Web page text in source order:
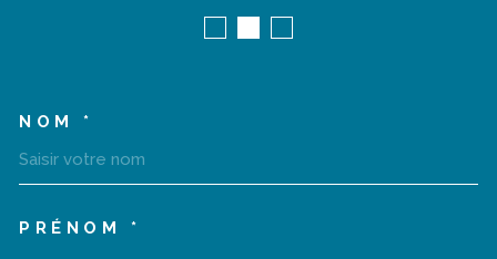
NOM *
PRÉNOM *